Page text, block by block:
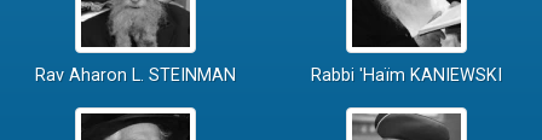
Rav Aharon L. STEINMAN Rabbi 'Haïm KANIEWSKI